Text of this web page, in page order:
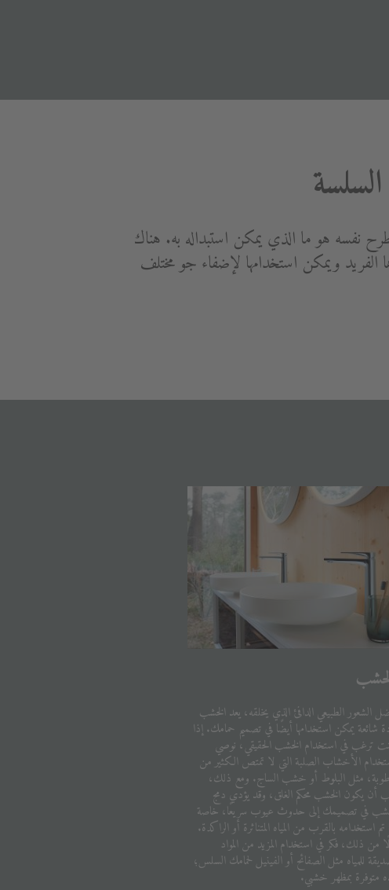
نفسه هو ما الذي يمكن استبداله به. هناك
الفريد ويمكن استخدامها لإضفاء جو مختلف
الشعور الطبيعي الدافئ الذي يخلقه، يعد الخشب
شائعة يمكن استخدامها أيضًا في تصميم حمامك. إذا
ترغب في استخدام الخشب الحقيقي، نوصي
الأخشاب الصلبة التي لا تمتص الكثير من
مثل البلوط أو خشب الساج. ومع ذلك،
أن يكون الخشب محكم الغلق، وقد يؤدي دمج
في تصميمك إلى حدوث عيوب سريعًا، خاصة
تم استخدامه بالقرب من المياه المتناثرة أو الراكدة.
من ذلك، فكر في استخدام المزيد من المواد
للمياه مثل الصفائح أو الفينيل لحمامك السلس؛
متوفرة بمظهر خشبي.